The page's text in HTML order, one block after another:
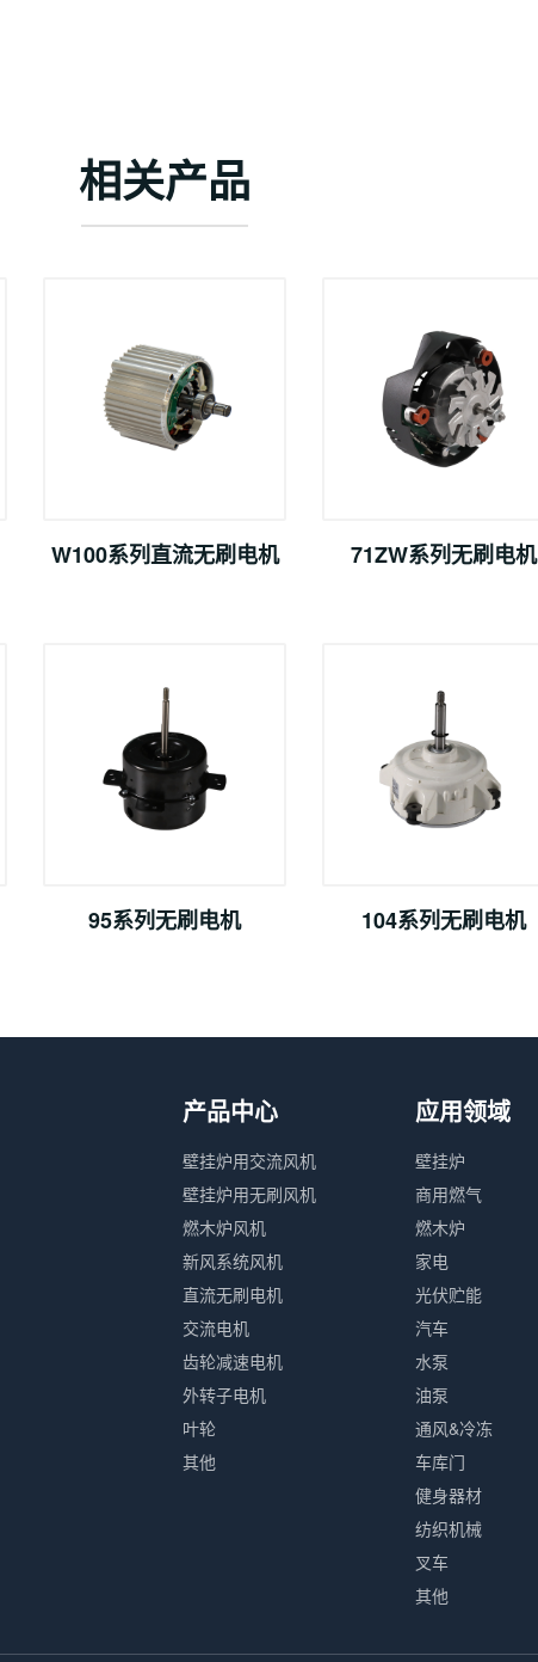
相关产品
W100系列直流无刷电机 71ZW系列无刷电机
95系列无刷电机 104系列无刷电机
产品中心
壁挂炉用交流风机
壁挂炉用无刷风机
燃木炉风机
新风系统风机
直流无刷电机
交流电机
齿轮减速电机
外转子电机
叶轮
其他
应用领域
壁挂炉
商用燃气
燃木炉
家电
光伏贮能
汽车
水泵
油泵
通风&冷冻
车库门
健身器材
纺织机械
叉车
其他